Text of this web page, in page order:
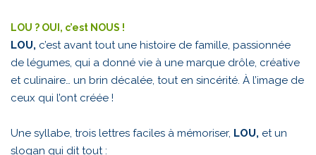
LOU ? OUI, c’est NOUS !
LOU, c’est avant tout une histoire de famille, passionnée
de légumes, qui a donné vie à une marque drôle, créative
et culinaire… un brin décalée, tout en sincérité. À l’image de
ceux qui l’ont créée !
Une syllabe, trois lettres faciles à mémoriser, LOU, et un
slogan qui dit tout :